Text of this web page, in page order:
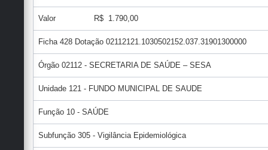
Valor R$ 1.790,00
Ficha 428 Dotação 02112121.1030502152.037.31901300000
Órgão 02112 - SECRETARIA DE SAÚDE – SESA
Unidade 121 - FUNDO MUNICIPAL DE SAUDE
Função 10 - SAÚDE
Subfunção 305 - Vigilância Epidemiológica